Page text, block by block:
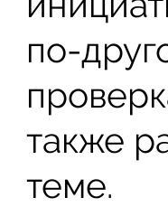
по-
также
теме.